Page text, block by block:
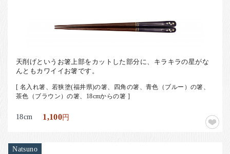
天削げというお箸上部をカットした部分に、キラキラの星がな
んともカワイイお箸です。
[ 名入れ箸、若狭塗(福井県)の箸、四角の箸、青色（ブルー）の箸、
茶色（ブラウン）の箸、18cmからの箸 ]
18cm 1,100円
Natsuno